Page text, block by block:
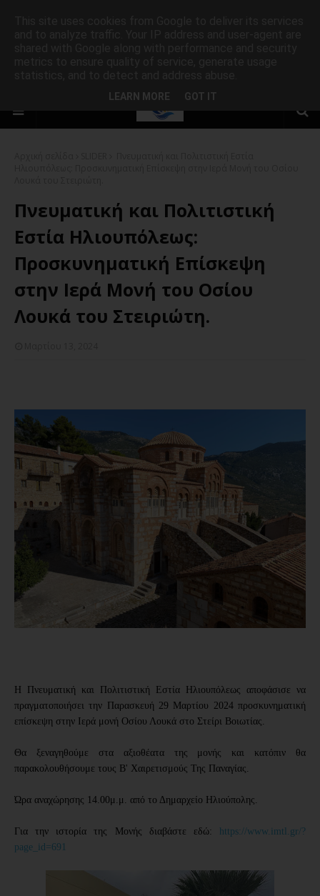
Πνευματική και Πολιτιστική
Εστία Ηλιουπόλεως:
Προσκυνηματική Επίσκεψη
στην Ιερά Μονή του Οσίου
Λουκά του Στειριώτη.
Η Πνευματική και Πολιτιστική Εστία Ηλιουπόλεως αποφάσισε να
πραγματοποιήσει την Παρασκευή 29 Μαρτίου 2024 προσκυνηματική
επίσκεψη στην Ιερά μονή Οσίου Λουκά στο Στείρι Βοιωτίας.
Θα ξεναγηθούμε στα αξιοθέατα της μονής και κατόπιν θα
παρακολουθήσουμε τους Β' Χαιρετισμούς Της Παναγίας.
Ώρα αναχώρησης 14.00μ.μ. από το Δημαρχείο Ηλιούπολης.
Για την ιστορία της Μονής διαβάστε εδώ:
https://www.imtl.gr/?
page_id=691
LEARN MORE GOT IT